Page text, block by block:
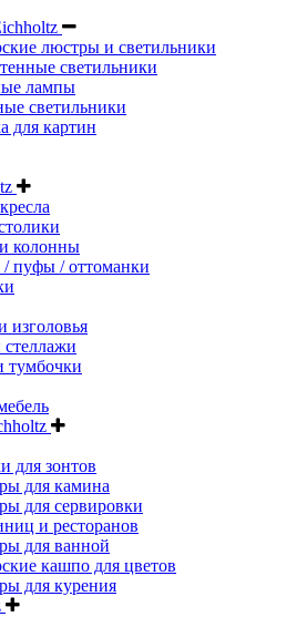
люстры и светильники
светильники
лампы
светильники
для картин
колонны
/ пуфы / оттоманки
изголовья
тумбочки
для зонтов
для камина
для сервировки
и ресторанов
для ванной
кашпо для цветов
для курения